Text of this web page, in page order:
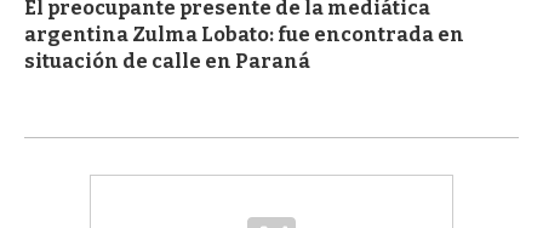
El preocupante presente de la mediática
argentina Zulma Lobato: fue encontrada en
situación de calle en Paraná